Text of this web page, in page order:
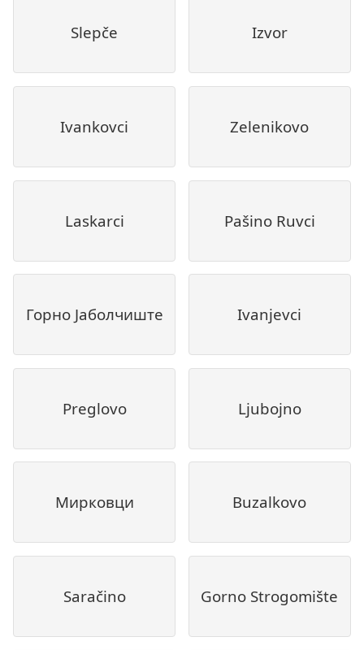
Slepče Izvor
Ivankovci Zelenikovo
Laskarci Pašino Ruvci
Горно Јаболчиште Ivanjevci
Preglovo Ljubojno
Мирковци Buzalkovo
Saračino Gorno Strogomište